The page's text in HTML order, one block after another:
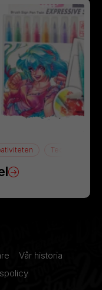
Teckning
Vår historia